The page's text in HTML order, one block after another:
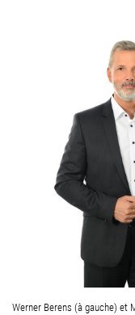
Werner Berens (à gauche) et